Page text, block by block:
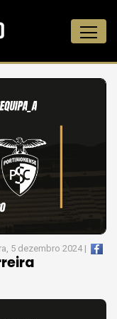
5 dezembro 2024 |